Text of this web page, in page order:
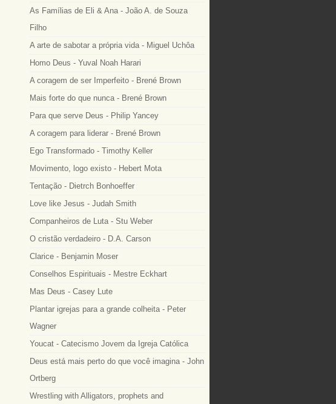
As Famílias de Eli & Ana - João A. de Souza
Filho
A arte de sabotar a própria vida - Miguel Uchôa
Homo Deus - Yuval Noah Harari
A coragem de ser Imperfeito - Brené Brown
Mais forte do que nunca - Brené Brown
Para que serve Deus - Philip Yancey
A coragem para liderar - Brené Brown
Ego Transformado - Timothy Keller
Movimento, logo existo - Hebert Mota
Tentação - Dietrch Bonhoeffer
Love like Jesus - Judah Smith
Companheiros de Luta - Stu Weber
O cristão verdadeiro - D.A. Carson
Clarice - Benjamin Moser
Conselhos Espirituais - Mestre Eckhart
Mas Deus - Casey Lute
Plantar igrejas para a grande colheita - Peter
Wagner
Youcat - Catecismo Jovem da Igreja Católica
Deus está mais perto do que você imagina - John
Ortberg
Wrestling with Alligators, prophets and